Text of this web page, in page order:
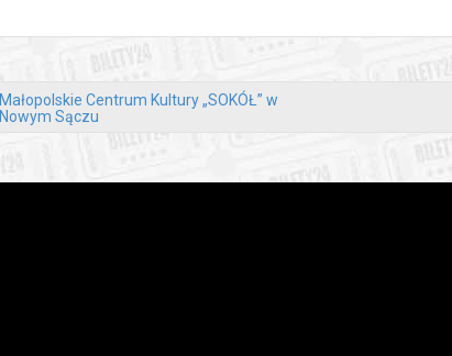
Małopolskie Centrum Kultury „SOKÓŁ” w
Nowym Sączu